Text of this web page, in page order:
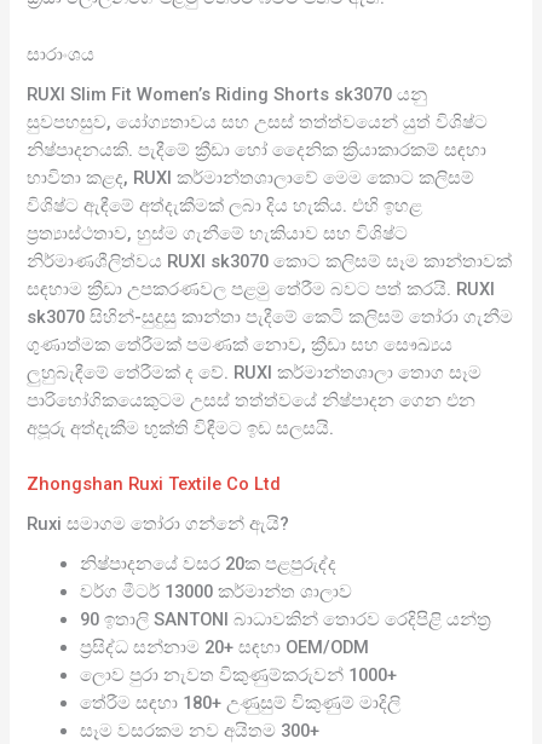
සාරාංශය
RUXI Slim Fit Women’s Riding Shorts sk3070 යනු
සුවපහසුව, යෝග්‍යතාවය සහ උසස් තත්ත්වයෙන් යුත් විශිෂ්ට
නිෂ්පාදනයකි. පැදීමේ ක්‍රීඩා හෝ දෛනික ක්‍රියාකාරකම් සඳහා
භාවිතා කළද, RUXI කර්මාන්තශාලාවේ මෙම කොට කලිසම්
විශිෂ්ට ඇඳීමේ අත්දැකීමක් ලබා දිය හැකිය. එහි ඉහළ
ප්‍රත්‍යාස්ථතාව, හුස්ම ගැනීමේ හැකියාව සහ විශිෂ්ට
නිර්මාණශීලිත්වය RUXI sk3070 කොට කලිසම් සෑම කාන්තාවක්
සඳහාම ක්‍රීඩා උපකරණවල පළමු තේරීම බවට පත් කරයි. RUXI
sk3070 සිහින්-සුදුසු කාන්තා පැදීමේ කෙටි කලිසම් තෝරා ගැනීම
ගුණාත්මක තේරීමක් පමණක් නොව, ක්‍රීඩා සහ සෞඛ්‍යය
ලුහුබැඳීමේ තේරීමක් ද වේ. RUXI කර්මාන්තශාලා තොග සෑම
පාරිභෝගිකයෙකුටම උසස් තත්ත්වයේ නිෂ්පාදන ගෙන එන
අපූරු අත්දැකීම භුක්ති විඳීමට ඉඩ සලසයි.
Zhongshan Ruxi Textile Co Ltd
Ruxi සමාගම තෝරා ගන්නේ ඇයි?
නිෂ්පාදනයේ වසර 20ක පළපුරුද්ද
වර්ග මීටර් 13000 කර්මාන්ත ශාලාව
90 ඉතාලි SANTONI බාධාවකින් තොරව රෙදිපිළි යන්ත්‍ර
ප්‍රසිද්ධ සන්නාම 20+ සඳහා OEM/ODM
ලොව පුරා නැවත විකුණුම්කරුවන් 1000+
තේරීම සඳහා 180+ උණුසුම් විකුණුම් මාදිලි
සෑම වසරකම නව අයිතම 300+